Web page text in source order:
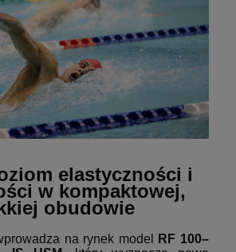
elastyczności i
w kompaktowej,
obudowie
na rynek model
RF 100–